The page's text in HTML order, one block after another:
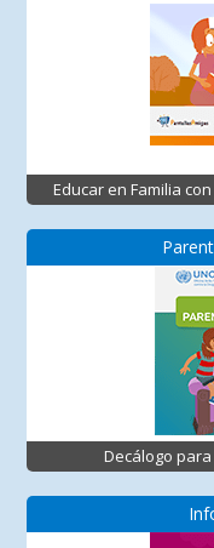
Educar en Familia
Decálogo